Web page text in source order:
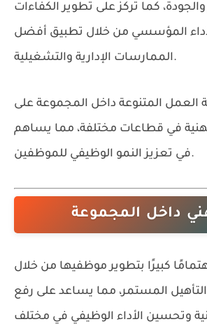
والجودة، كما تركز على تطوير الكفاءات
المؤسسي من خلال تطبيق أفضل
الممارسات الإدارية والتشغيلية.
العمل المتنوعة داخل المجموعة على
في قطاعات مختلفة، مما يساهم
في تعزيز النمو الوظيفي للموظفين.
داخل المجموعة
كبيرًا بتطوير موظفيها من خلال
المستمر، مما يساعد على رفع
وتحسين الأداء الوظيفي في مختلف